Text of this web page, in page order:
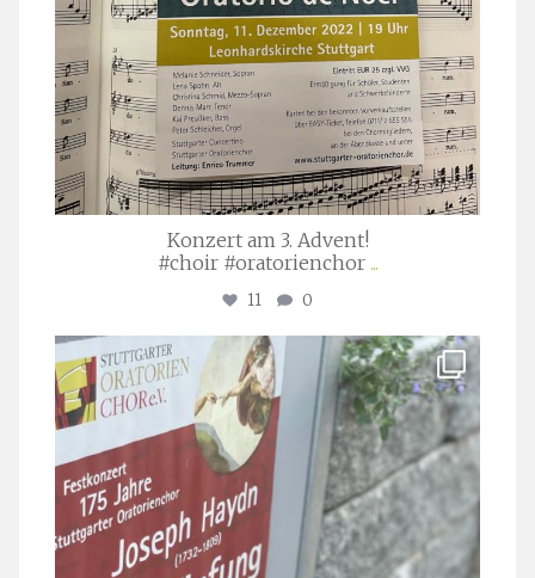
Konzert am 3. Advent!
#choir #oratorienchor ...
11 0
stuttgarter_oratorienchor
Juli 23